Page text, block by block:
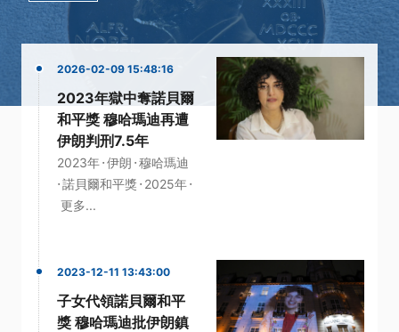
2026-02-09 15:48:16
2023年獄中奪諾貝爾
和平獎 穆哈瑪迪再遭
伊朗判刑7.5年
2023年·伊朗 ·穆哈瑪迪
·諾貝爾和平獎· 2025年·
更多...
2023-12-11 13:43:00
子女代領諾貝爾和平
獎 穆哈瑪迪批伊朗鎮